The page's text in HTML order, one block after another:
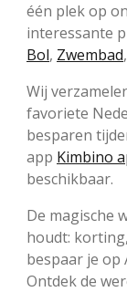
één plek op
interessante
Bol, Zwembad,
Wij
favoriete
besparen
app Kimbino
beschikbaar.
De magische
houdt:
bespaar je op
Ontdek de